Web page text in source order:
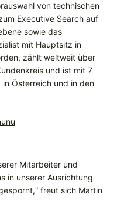
von technischen
Executive Search auf
sowie das
mit Hauptsitz in
zählt weltweit über
und ist mit 7
Österreich und in den
Mitarbeiter und
in unserer Ausrichtung
freut sich Martin